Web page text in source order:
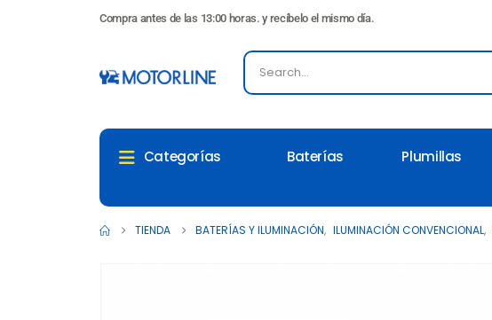
Compra antes de las 13:00 horas. y recíbelo el mismo día.
Categorías Baterías Plumillas
TIENDA BATERÍAS Y ILUMINACIÓN, ILUMINACIÓN CONVENCIONAL,